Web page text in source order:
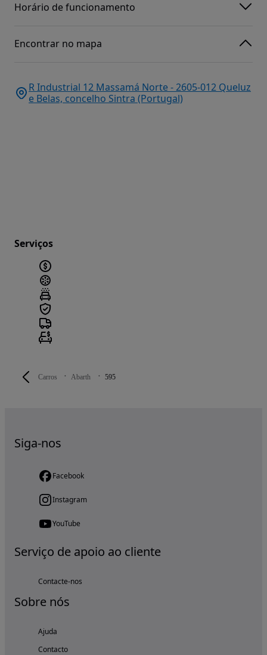
Carros Abarth 595
Horário de funcionamento
Encontrar no mapa
R Industrial 12 Massamá Norte - 2605-012 Queluz
e Belas, concelho Sintra (Portugal)
Serviços
Siga-nos
Facebook
Instagram
YouTube
Serviço de apoio ao cliente
Contacte-nos
Sobre nós
Ajuda
Contacto